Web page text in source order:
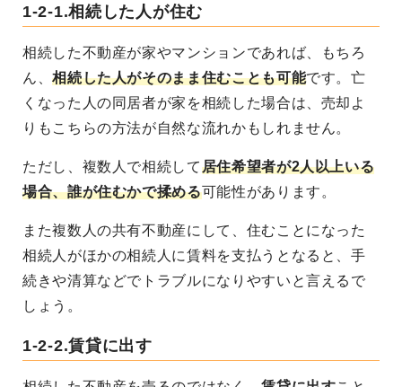
1-2-1.相続した人が住む
相続した不動産が家やマンションであれば、もちろ
ん、相続した人がそのまま住むことも可能です。亡
くなった人の同居者が家を相続した場合は、売却よ
りもこちらの方法が自然な流れかもしれません。
ただし、複数人で相続して居住希望者が2人以上いる
場合、誰が住むかで揉める可能性があります。
また複数人の共有不動産にして、住むことになった
相続人がほかの相続人に賃料を支払うとなると、手
続きや清算などでトラブルになりやすいと言えるで
しょう。
1-2-2.賃貸に出す